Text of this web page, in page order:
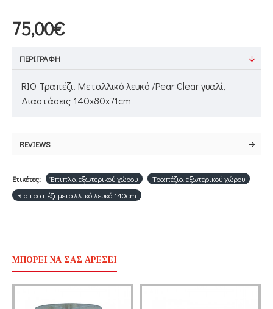
75,00€
ΠΕΡΙΓΡΑΦΉ
RIO Τραπέζι. Μεταλλικό λευκό /Pear Clear γυαλί,
Διαστάσεις 140x80x71cm
REVIEWS
Ετικέτες: Έπιπλα εξωτερικού χώρου
Τραπέζια εξωτερικού χώρου
Rio τραπέζι μεταλλικό λευκό 140cm
ΜΠΟΡΕΊ ΝΑ ΣΑΣ ΑΡΈΣΕΙ